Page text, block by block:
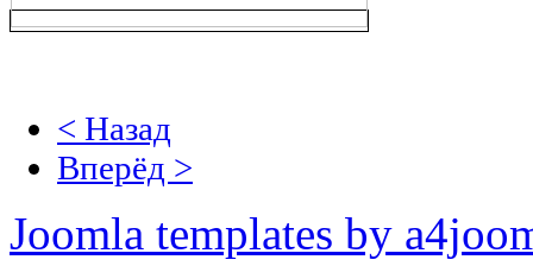
< Назад
Вперёд >
Joomla templates by